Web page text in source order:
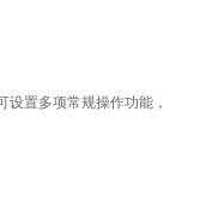
置多项常规操作功能，